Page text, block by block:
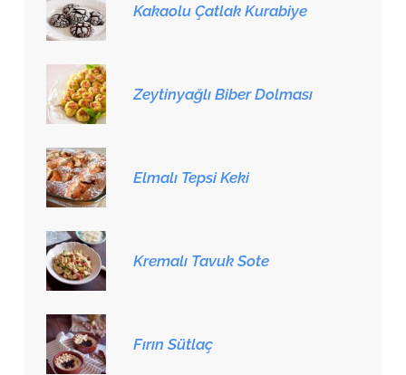
Kakaolu Çatlak Kurabiye
Zeytinyağlı Biber Dolması
Elmalı Tepsi Keki
Kremalı Tavuk Sote
Fırın Sütlaç